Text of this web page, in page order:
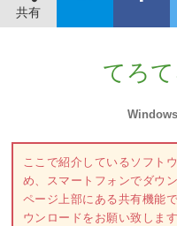
共有
てろ
ここで紹介しているソフト
め、スマートフォンでダウ
ページ上部にある共有機能
ウンロードをお願い致します